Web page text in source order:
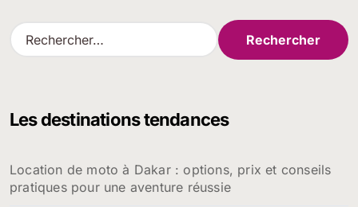
R
e
r
e
r
Les destinations tendances
Location de moto à Dakar : options, prix et conseils
pratiques pour une aventure réussie